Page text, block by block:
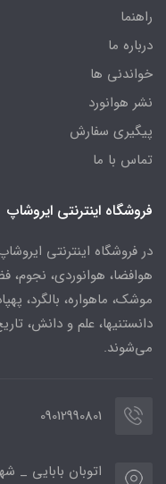
راهنما
درباره ما
خواندنی ها
نشر هوانورد
پیگیری سفارش
تماس با ما
فروشگاه اینترنتی ایروشاپ
در فروشگاه اینترنتی
هوافضا، هوانوردی، نجوم،
موشک، ماهواره، بالگرد،
دانستنیها، علم و دانش،
می‌شوند.
09012990801